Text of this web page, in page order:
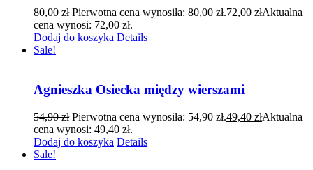
80,00zł Pierwotna cena wynosiła: 80,00 zł.72,00 złAktualna
cena wynosi: 72,00 zł.
Dodaj do koszyka Details
Sale!
Agnieszka Osiecka między wierszami
54,90zł Pierwotna cena wynosiła: 54,90 zł.49,40 złAktualna
cena wynosi: 49,40 zł.
Dodaj do koszyka Details
Sale!